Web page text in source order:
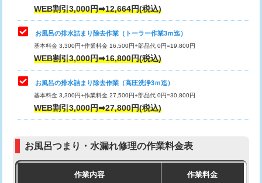
トイレ便器脱着
タンクレストイレ脱着 33,000円
小便器トイレ脱着
その他部品の脱着 8,800円～
交換・取付（タンク）
交換・取付（普通便座） 11,000円+材料費
交換・取付（温水洗浄便座） 16,500円+材料費
WEB割引3,000円➡12,664円(税込)
お風呂の排水詰まり除去作業（トーラー作業3ｍ迄）
基本料金 3,300円+作業料金 16,500円+部品代 0円=19,800円
WEB割引3,000円➡16,800円(税込)
お風呂の排水詰まり除去作業（高圧洗浄3ｍ迄）
基本料金 3,300円+作業料金 27,500円+部品代 0円=30,800円
WEB割引3,000円➡27,800円(税込)
お風呂つまり・水漏れ修理の作業料金表
作業内容 作業料金